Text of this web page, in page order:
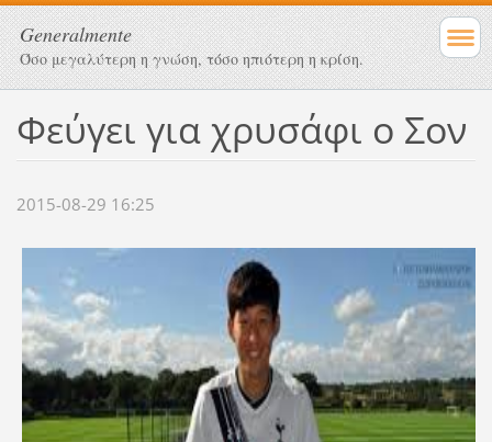
Generalmente
Όσο μεγαλύτερη η γνώση, τόσο ηπιότερη η κρίση.
Φεύγει για χρυσάφι ο Σον
2015-08-29 16:25